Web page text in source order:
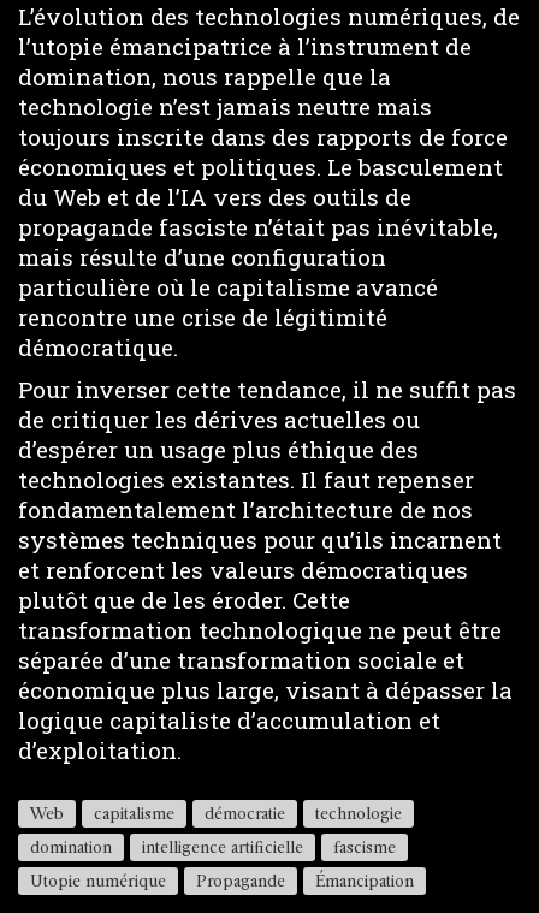
L’évolution des technologies numériques, de
l’utopie émancipatrice à l’instrument de
domination, nous rappelle que la
technologie n’est jamais neutre mais
toujours inscrite dans des rapports de force
économiques et politiques. Le basculement
du Web et de l’IA vers des outils de
propagande fasciste n’était pas inévitable,
mais résulte d’une configuration
particulière où le capitalisme avancé
rencontre une crise de légitimité
démocratique.
Pour inverser cette tendance, il ne suffit pas
de critiquer les dérives actuelles ou
d’espérer un usage plus éthique des
technologies existantes. Il faut repenser
fondamentalement l’architecture de nos
systèmes techniques pour qu’ils incarnent
et renforcent les valeurs démocratiques
plutôt que de les éroder. Cette
transformation technologique ne peut être
séparée d’une transformation sociale et
économique plus large, visant à dépasser la
logique capitaliste d’accumulation et
d’exploitation.
Web capitalisme démocratie
technologie
domination
intelligence artificielle
fascisme
Utopie numérique
Propagande Émancipation